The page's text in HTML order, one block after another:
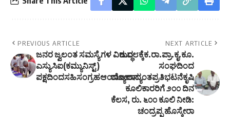
PREVIOUS ARTICLE
ಜನರ ಜ್ವಲಂತ ಸಮಸ್ಯೆಗಳ ವಿರುದ್ಧ
ಎಸ್ಯುಸಿಐ(ಕಮ್ಯುನಿಸ್ಟ್ )
ಪಕ್ಷದಿಂದಸಹಿಸಂಗ್ರಹಆಂದೋಲನ.
NEXT ARTICLE
ಜ.೦೮ಕ್ಕೆಕ.ರಾ.ಪ್ರಾ.ಕೃ.ಕೂ.
ಸಂಘದಿಂದ
ರಾಜ್ಯದಾದ್ಯಂತಪ್ರತಿಭಟನೆಕೃಷಿ
ಕೂಲಿಕಾರರಿಗೆ ೨೦೦ ದಿನ
ಕೆಲಸ, ರು. ೬೦೦ ಕೂಲಿ ನೀಡಿ:
ಚಂದ್ರಪ್ಪ ಹೊಸ್ಕೇರಾ